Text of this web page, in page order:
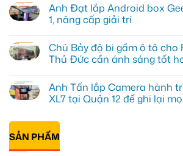
lắp
màn
hình
cho
Honda
CR-
Quận
12
bình
luận
ở
lắp
Màn
hình
Minio
Green
cho
Quận
9
vì
Anh Đạt lắp Android box
1, nâng cấp giải trí
bình
luận
ở
lắp
Android
box
Quận
1,
nâng
Chú Bảy độ bi gầm ô tô cho
Thủ Đức cần ánh sáng tốt
bình
luận
ở
bi
gầm
ô
Anh Tấn lắp Camera hành
XL7 tại Quận 12 để ghi lại
có
luận
ở
Anh
SẢN PHẨM